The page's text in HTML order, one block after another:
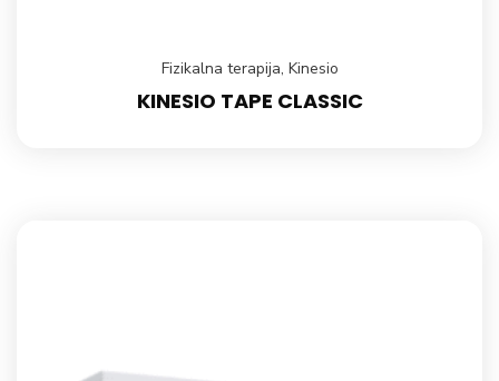
Fizikalna terapija, Kinesio
KINESIO TAPE CLASSIC